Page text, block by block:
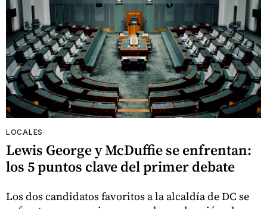
LOCALES
Lewis George y McDuffie se enfrentan:
los 5 puntos clave del primer debate
Los dos candidatos favoritos a la alcaldía de DC se